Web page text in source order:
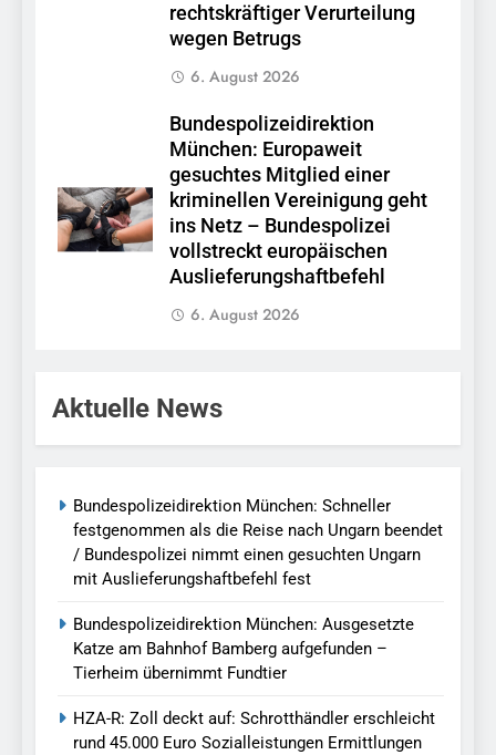
rechtskräftiger Verurteilung
wegen Betrugs
6. August 2026
Bundespolizeidirektion
München: Europaweit
gesuchtes Mitglied einer
kriminellen Vereinigung geht
ins Netz – Bundespolizei
vollstreckt europäischen
Auslieferungshaftbefehl
6. August 2026
Aktuelle News
Bundespolizeidirektion München: Schneller
festgenommen als die Reise nach Ungarn beendet
/ Bundespolizei nimmt einen gesuchten Ungarn
mit Auslieferungshaftbefehl fest
Bundespolizeidirektion München: Ausgesetzte
Katze am Bahnhof Bamberg aufgefunden –
Tierheim übernimmt Fundtier
HZA-R: Zoll deckt auf: Schrotthändler erschleicht
rund 45.000 Euro Sozialleistungen Ermittlungen